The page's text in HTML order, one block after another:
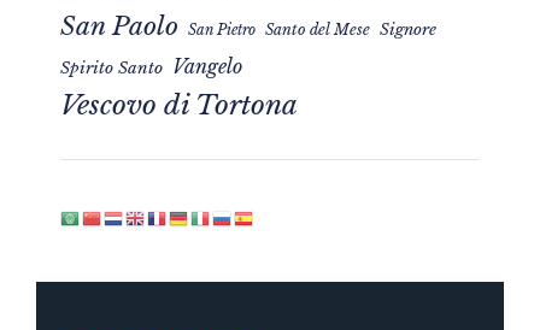
San Paolo San Pietro Santo del Mese Signore
Spirito Santo Vangelo
Vescovo di Tortona